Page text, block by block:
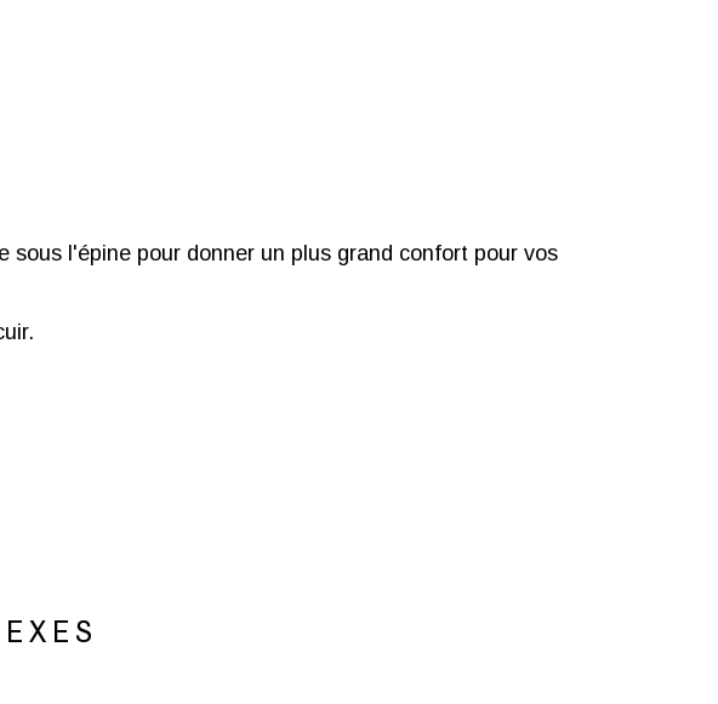
sous l'épine pour donner un plus grand confort pour vos